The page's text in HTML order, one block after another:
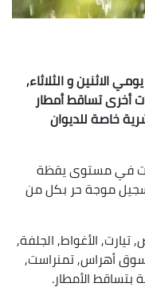
و الثلاثاء,
تساقط أمطار
خاصة للديوان
في مستوى يقظة
موجة حر بكل من
الأغواط, الجلفة,
أهراس, تمنراست,
الأمطار.